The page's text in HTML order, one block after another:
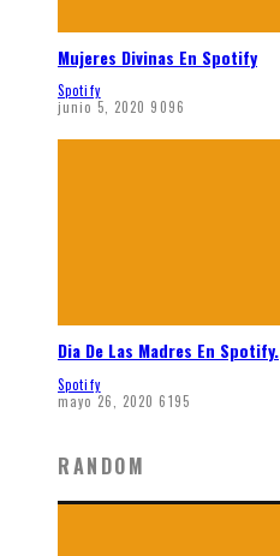
Mujeres Divinas En Spotify
Spotify
junio 5, 2020 9096
Dia De Las Madres En Spotify.
Spotify
mayo 26, 2020 6195
RANDOM